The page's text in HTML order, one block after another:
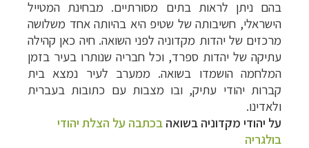
בהם ניתן לראות בתים מסורתיים. מבחינת המטייל
הישראלי, חשיבותה של שטיפ היא בהיותה אחד משלושה
מרכזים של יהדות מקדוניה לפני השואה. חיה כאן קהילה
עתיקה של יהדות ספרד, וכל חבריה שנותרו בעיר בזמן
המלחמה הושמדו בשואה. ממערב לעיר נמצא בית
קברות יהודי עתיק, ובו מצבות עם כתובות בעברית
ולאדינו.
על יהודי מקדוניה בשואה בכתבה על הצלת יהודי
בולגריה